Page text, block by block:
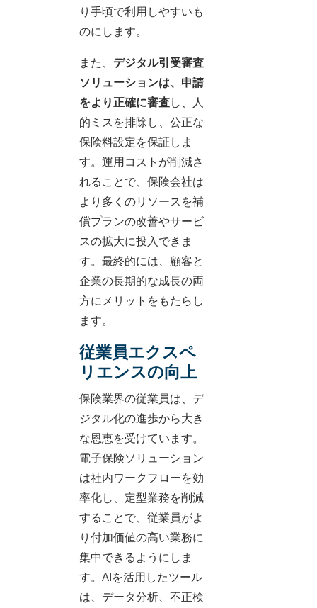
り手頃で利用しやすいも
のにします。
また、 デジタル引受審査
ソリューションは、申請
をより正確に審査し、人
的ミスを排除し、公正な
保険料設定を保証しま
す。運用コストが削減さ
れることで、保険会社は
より多くのリソースを補
償プランの改善やサービ
スの拡大に投入できま
す。最終的には、顧客と
企業の長期的な成長の両
方にメリットをもたらし
ます。
従業員エクスペ
リエンスの向上
保険業界の従業員は、デ
ジタル化の進歩から大き
な恩恵を受けています。
電子保険ソリューション
は社内ワークフローを効
率化し、定型業務を削減
することで、従業員がよ
り付加価値の高い業務に
集中できるようにしま
す。AIを活用したツール
は、データ分析、不正検